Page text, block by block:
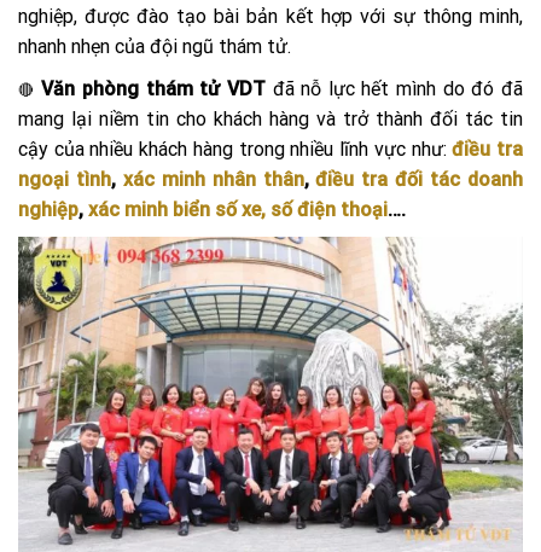
nghiệp, được đào tạo bài bản kết hợp với sự thông minh,
nhanh nhẹn của đội ngũ thám tử.
🔴 Văn phòng thám tử VDTđã nỗ lực hết mình do đó đã
mang lại niềm tin cho khách hàng và trở thành đối tác tin
cậy của nhiều khách hàng trong nhiều lĩnh vực như: điều tra
ngoại tình,xác minh nhân thân,điều tra đối tác doanh
nghiệp, xác minh biển số xe, số điện thoại….